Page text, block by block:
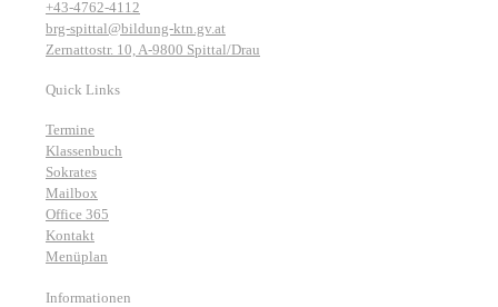
+43-4762-4112
brg-spittal@bildung-ktn.gv.at
Zernattostr. 10, A-9800 Spittal/Drau
Quick Links
Termine
Klassenbuch
Sokrates
Mailbox
Office 365
Kontakt
Menüplan
Informationen